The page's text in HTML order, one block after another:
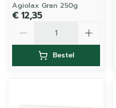
Agiolax Gran 250g
€ 12,35
Bestel